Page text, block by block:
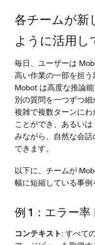
各チームが新
ように活用し
毎日、ユーザーは
高い作業の一部を担う
Mobot は高度な推論
別の質問を一つずつ細
複雑で複数ターンに
ことができ、あるい
みながら、自然な会
できます。
以下に、チームが
幅に短縮している事例
例 1：エラー
コンテキスト : すべて